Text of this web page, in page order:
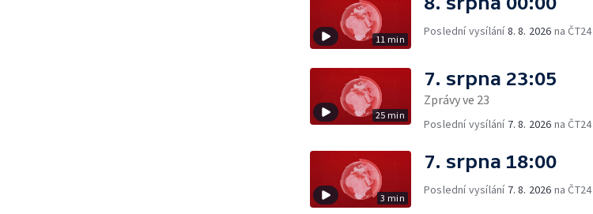
11 min
Poslední vysílání8. 8. 2026 na ČT24
25 min
7. srpna 23:05
Zprávy ve 23
Poslední vysílání 7. 8. 2026 na ČT24
3 min
7. srpna 18:00
Poslední vysílání 7. 8. 2026 na ČT24